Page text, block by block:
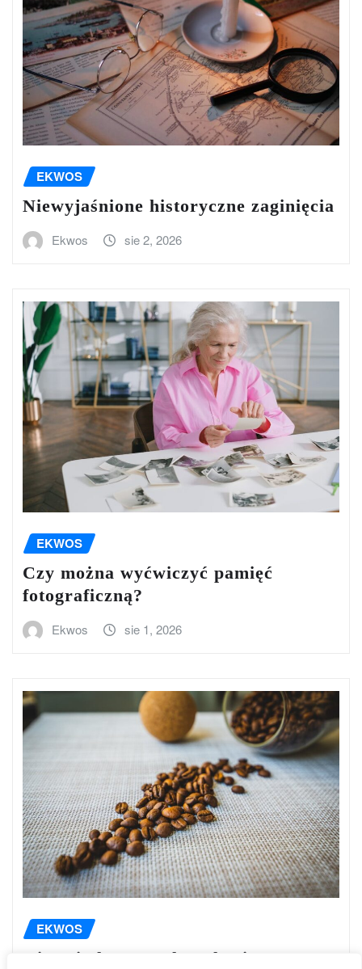
EKWOS
Niewyjaśnione historyczne zaginięcia
Ekwos sie 2, 2026
EKWOS
Czy można wyćwiczyć pamięć
fotograficzną?
Ekwos sie 1, 2026
EKWOS
Historia kawy: Jak małe ziarno